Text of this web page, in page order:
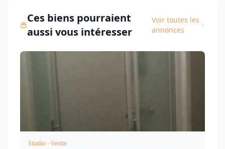
Ces biens pourraient
aussi vous intéresser
Voir toutes les
annonces
Studio - Vente